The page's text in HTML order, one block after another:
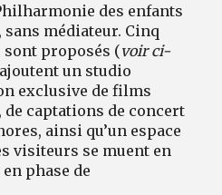
des enfants
médiateur. Cinq
proposés (voir ci-
un studio
exclusive de films
de captations de concert
ainsi qu’un espace
visiteurs se muent en
phase de